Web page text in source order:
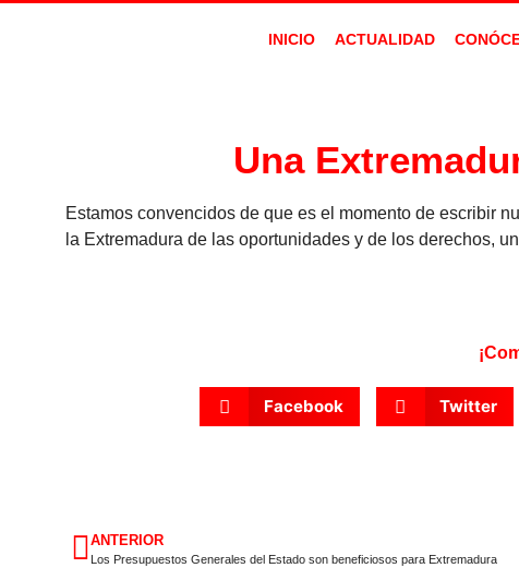
INICIO ACTUALIDAD
Una
Estamos convencidos de que es el momento de escribir
la Extremadura de las oportunidades y de los derechos,
Facebook Twitter
ANTERIOR
Los Presupuestos Generales del Estado son beneficiosos para Extremadura